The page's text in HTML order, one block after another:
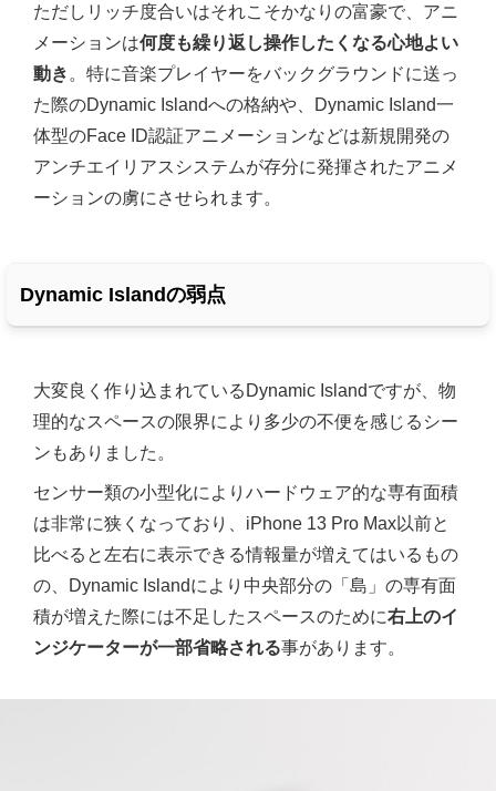
ただしリッチ度合いはそれこそかなりの富豪で、アニ
メーションは何度も繰り返し操作したくなる心地よい
動き 。特に音楽プレイヤーをバックグラウンドに送っ
た際のDynamic Islandへの格納や、Dynamic Island一
体型のFace ID認証アニメーションなどは新規開発の
アンチエイリアスシステムが存分に発揮されたアニメ
ーションの虜にさせられます。
Dynamic Islandの弱点
大変良く作り込まれているDynamic Islandですが、物
理的なスペースの限界により多少の不便を感じるシー
ンもありました。
センサー類の小型化によりハードウェア的な専有面積
は非常に狭くなっており、iPhone 13 Pro Max以前と
比べると左右に表示できる情報量が増えてはいるもの
の、Dynamic Islandにより中央部分の「島」の専有面
積が増えた際には不足したスペースのために右上のイ
ンジケーターが一部省略される事があります。